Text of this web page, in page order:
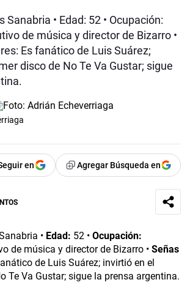
Sanabria • Edad: 52 • Ocupación:
de música y director de Bizarro •
Es fanático de Luis Suárez;
disco de No Te Va Gustar; sigue
en Agregar Búsqueda en
• Edad: 52 • Ocupación:
de música y director de Bizarro • Señas
de Luis Suárez; invirtió en el
Te Va Gustar; sigue la prensa argentina.